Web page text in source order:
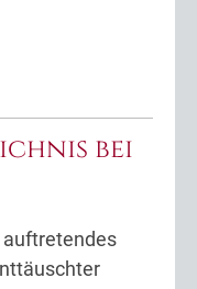
bei
auftretendes